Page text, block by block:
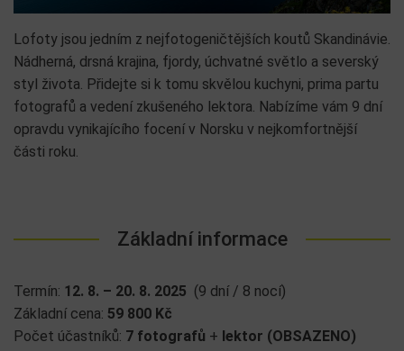
Lofoty jsou jedním z nejfotogeničtějších koutů Skandinávie.
Nádherná, drsná krajina, fjordy, úchvatné světlo a severský
styl života. Přidejte si k tomu skvělou kuchyni, prima partu
fotografů a vedení zkušeného lektora. Nabízíme vám 9 dní
opravdu vynikajícího focení v Norsku v nejkomfortnější
části roku.
Základní informace
Termín: 12. 8. – 20. 8. 2025 (9 dní / 8 nocí)
Základní cena: 59 800 Kč
Počet účastníků: 7 fotografů + lektor (OBSAZENO)